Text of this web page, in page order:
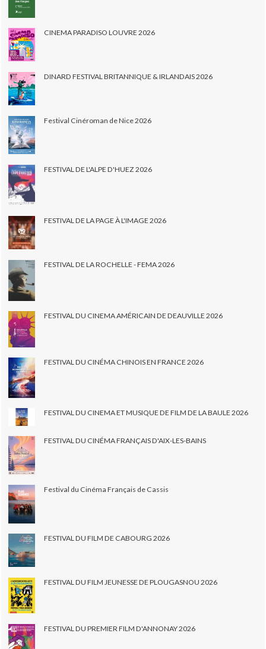
CINEMA PARADISO LOUVRE 2026
DINARD FESTIVAL BRITANNIQUE & IRLANDAIS 2026
Festival Cinéroman de Nice 2026
FESTIVAL DE L'ALPE D'HUEZ 2026
FESTIVAL DE LA PAGE À L'IMAGE 2026
FESTIVAL DE LA ROCHELLE - FEMA 2026
FESTIVAL DU CINEMA AMÉRICAIN DE DEAUVILLE 2026
FESTIVAL DU CINÉMA CHINOIS EN FRANCE 2026
FESTIVAL DU CINEMA ET MUSIQUE DE FILM DE LA BAULE 2026
FESTIVAL DU CINÉMA FRANÇAIS D'AIX-LES-BAINS
Festival du Cinéma Français de Cassis
FESTIVAL DU FILM DE CABOURG 2026
FESTIVAL DU FILM JEUNESSE DE PLOUGASNOU 2026
FESTIVAL DU PREMIER FILM D'ANNONAY 2026